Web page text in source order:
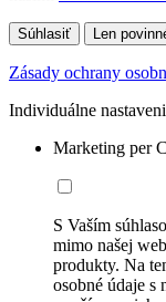
Súhlasiť Len
Zásady ochrany
Individuálne
Marketing per
S Vaším
mimo našej
produkty. Na
osobné údaje s